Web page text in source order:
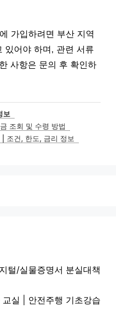
가입하려면 부산 지역
있어야 하며, 관련 서류
사항은 문의 후 확인하
보
조회 및 수령 방법
조건, 한도, 금리 정보
털/실물증명서 분실대책
실 | 안전주행 기초강습